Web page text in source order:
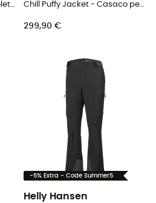
W Sirdal Insulator Vest - Colete penas mulher Chill Puffy Jacket - Casaco penas homem
299,90 €
-5% Extra - Code Summer5
Helly Hansen